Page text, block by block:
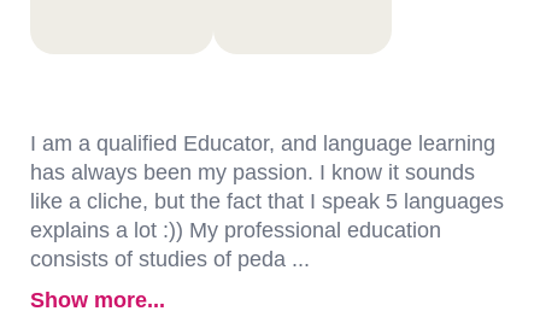
I am a qualified Educator, and language learning
has always been my passion. I know it sounds
like a cliche, but the fact that I speak 5 languages
explains a lot :)) My professional education
consists of studies of peda ...
Show more...